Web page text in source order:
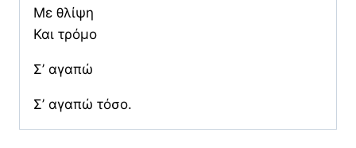
Με θλίψη
Και τρόμο
Σ’ αγαπώ
Σ’ αγαπώ τόσο.